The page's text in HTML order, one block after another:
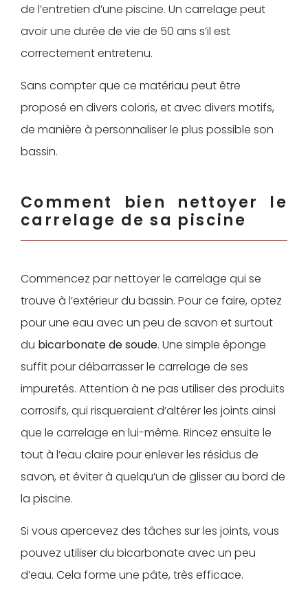
de l’entretien d’une piscine. Un carrelage peut
avoir une durée de vie de 50 ans s’il est
correctement entretenu.
Sans compter que ce matériau peut être
proposé en divers coloris, et avec divers motifs,
de manière à personnaliser le plus possible son
bassin.
Comment bien nettoyer le
carrelage de sa piscine
Commencez par nettoyer le carrelage qui se
trouve à l’extérieur du bassin. Pour ce faire, optez
pour une eau avec un peu de savon et surtout
du bicarbonate de soude. Une simple éponge
suffit pour débarrasser le carrelage de ses
impuretés. Attention à ne pas utiliser des produits
corrosifs, qui risqueraient d’altérer les joints ainsi
que le carrelage en lui-même. Rincez ensuite le
tout à l’eau claire pour enlever les résidus de
savon, et éviter à quelqu’un de glisser au bord de
la piscine.
Si vous apercevez des tâches sur les joints, vous
pouvez utiliser du bicarbonate avec un peu
d’eau. Cela forme une pâte, très efficace.